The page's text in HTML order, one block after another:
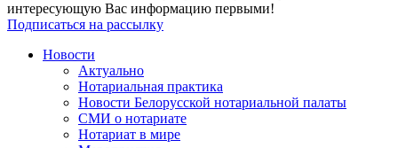
интересующую Вас информацию первыми!
Подписаться на рассылку
Новости
Актуально
Нотариальная практика
Новости Белорусской нотариальной палаты
СМИ о нотариате
Нотариат в мире